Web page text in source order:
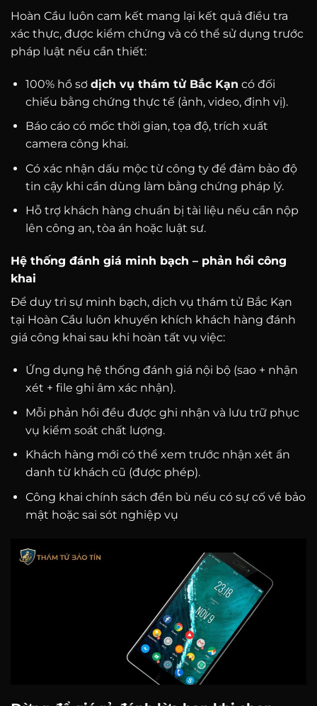
Hoàn Cầu luôn cam kết mang lại kết quả điều tra
xác thực, được kiểm chứng và có thể sử dụng trước
pháp luật nếu cần thiết:
100% hồ sơ dịch vụ thám tử Bắc Kạn có đối
chiếu bằng chứng thực tế (ảnh, video, định vị).
Báo cáo có mốc thời gian, tọa độ, trích xuất
camera công khai.
Có xác nhận dấu mộc từ công ty để đảm bảo độ
tin cậy khi cần dùng làm bằng chứng pháp lý.
Hỗ trợ khách hàng chuẩn bị tài liệu nếu cần nộp
lên công an, tòa án hoặc luật sư.
Hệ thống đánh giá minh bạch – phản hồi công
khai
Để duy trì sự minh bạch, dịch vụ thám tử Bắc Kạn
tại Hoàn Cầu luôn khuyến khích khách hàng đánh
giá công khai sau khi hoàn tất vụ việc:
Ứng dụng hệ thống đánh giá nội bộ (sao + nhận
xét + file ghi âm xác nhận).
Mỗi phản hồi đều được ghi nhận và lưu trữ phục
vụ kiểm soát chất lượng.
Khách hàng mới có thể xem trước nhận xét ẩn
danh từ khách cũ (được phép).
Công khai chính sách đền bù nếu có sự cố về bảo
mật hoặc sai sót nghiệp vụ